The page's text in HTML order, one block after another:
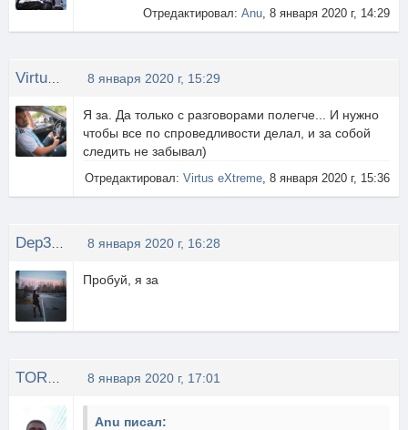
Отредактировал: Anu, 8 января 2020 г, 14:29
8 января 2020 г, 15:29
Я за. Да только с разговорами полегче... И нужно
чтобы все по спроведливости делал, и за собой
следить не забывал)
Отредактировал: Virtus eXtreme, 8 января 2020 г, 15:36
8 января 2020 г, 16:28
Пробуй, я за
8 января 2020 г, 17:01
Anu писал: